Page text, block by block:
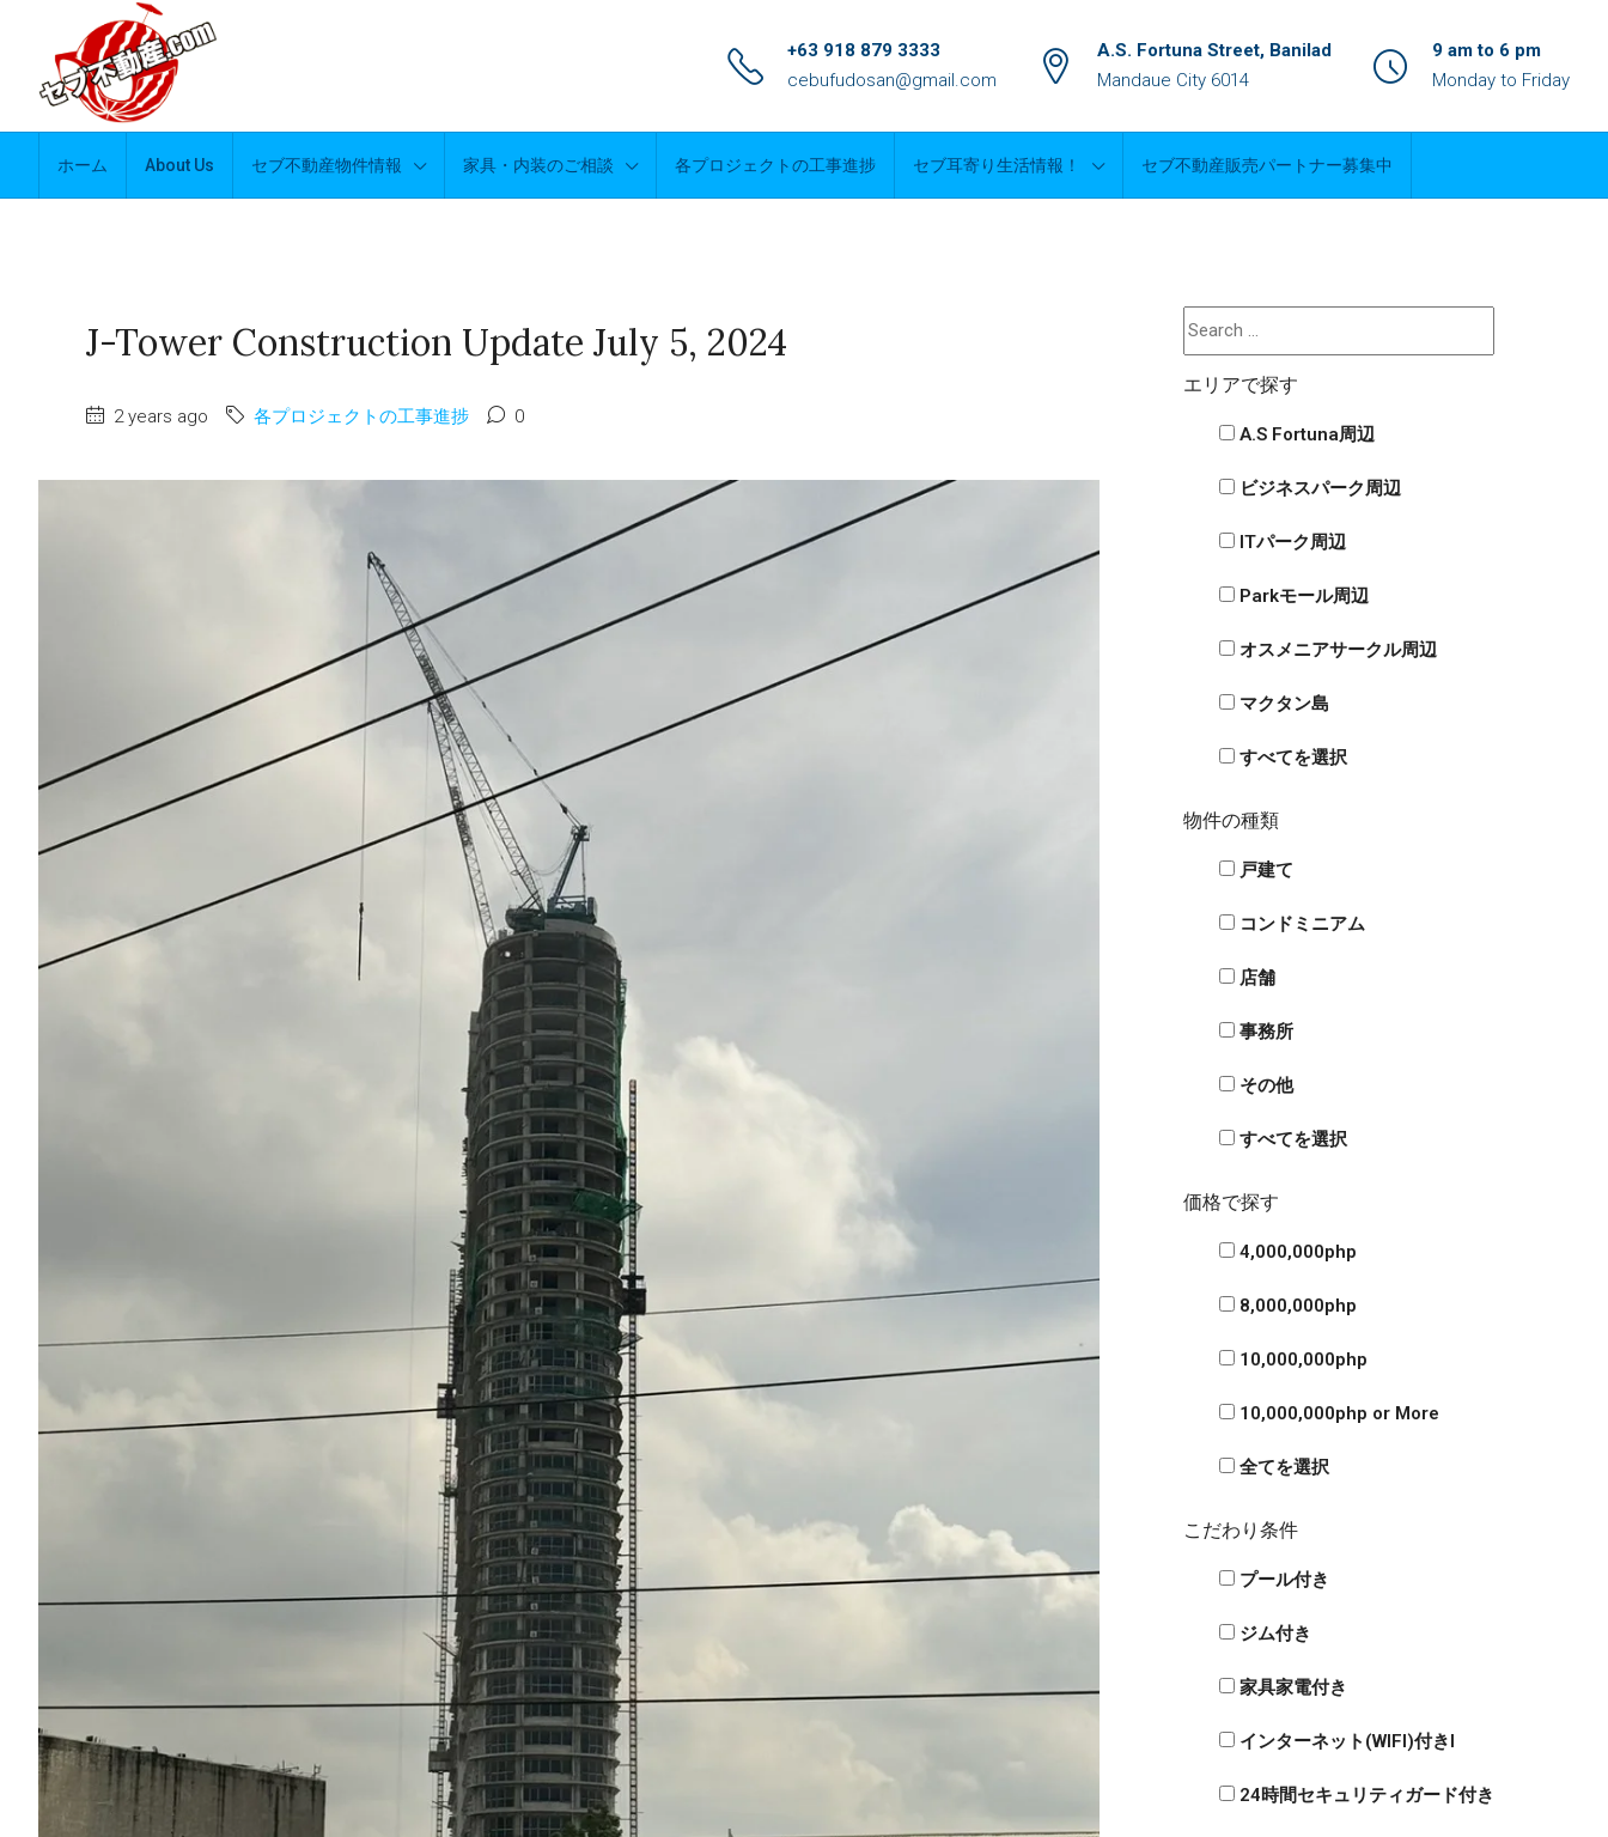
+63 918 879 3333
cebufudosan@gmail.com
A.S. Fortuna Street, Banilad
Mandaue City 6014
9 am to 6 pm
Monday to Friday
ホーム About Us セブ不動産物件情報 家具・内装のご相談 各プロジェクトの工事進捗 セブ耳寄り生活情報！ セブ不動産販売パートナー募集中
J-Tower Construction Update July 5, 2024
2 years ago 各プロジェクトの工事進捗 0
エリアで探す
A.S Fortuna周辺
ビジネスパーク周辺
ITパーク周辺
Parkモール周辺
オスメニアサークル周辺
マクタン島
すべてを選択
物件の種類
戸建て
コンドミニアム
店舗
事務所
その他
すべてを選択
価格で探す
4,000,000php
8,000,000php
10,000,000php
10,000,000php or More
全てを選択
こだわり条件
プール付き
ジム付き
家具家電付き
インターネット(WIFI)付きI
24時間セキュリティガード付き